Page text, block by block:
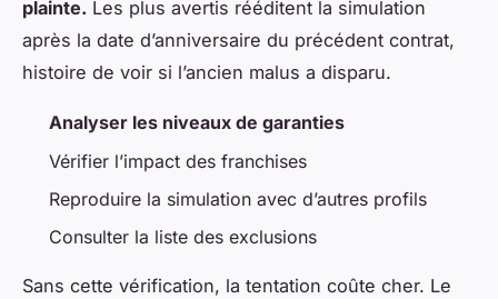
plainte. Les plus avertis rééditent la simulation
après la date d’anniversaire du précédent contrat,
histoire de voir si l’ancien malus a disparu.
Analyser les niveaux de garanties
Vérifier l’impact des franchises
Reproduire la simulation avec d’autres profils
Consulter la liste des exclusions
Sans cette vérification, la tentation coûte cher. Le